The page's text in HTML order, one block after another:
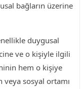
bağların üzerine
duygusal
ve o kişiyle ilgili
hem o kişiye
sosyal ortamı